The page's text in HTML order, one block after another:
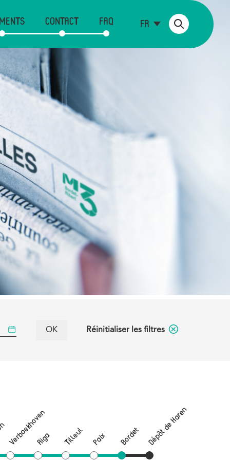
CONTACT FAQ FR
Réinitialiser les filtres
Verboekhoven
Riga Tilleul Paix Bordet Dépôt de Haren